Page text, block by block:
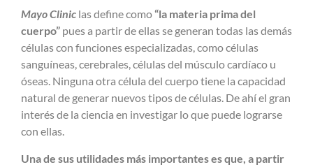
Mayo Clinic las define como“la materia prima del
cuerpo” pues a partir de ellas se generan todas las demás
células con funciones especializadas, como células
sanguíneas, cerebrales, células del músculo cardíaco u
óseas. Ninguna otra célula del cuerpo tiene la capacidad
natural de generar nuevos tipos de células. De ahí el gran
interés de la ciencia en investigar lo que puede lograrse
con ellas.
Una de sus utilidades más importantes es que, a partir